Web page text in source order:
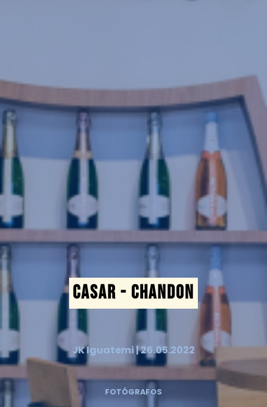
CASAR - CHANDON
JK Iguatemi | 26.05.2022
FOTÓGRAFOS